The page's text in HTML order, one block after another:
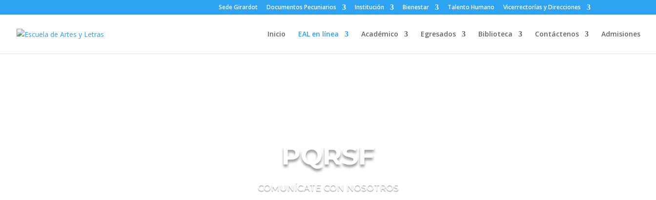
Sede Girardot Documentos Pecuniarios Institución Bienestar Talento Humano Vicerrectorías y Direcciones
Inicio EAL en línea Académico Egresados Biblioteca Contáctenos Admisiones
PQRSF
COMUNÍCATE CON NOSOTROS